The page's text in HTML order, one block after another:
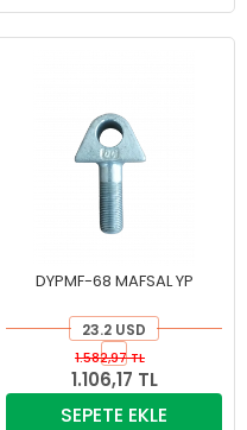
DYPMF-68 MAFSAL YP
23.2 USD
1.106,17 TL
1.582,97 TL
SEPETE EKLE